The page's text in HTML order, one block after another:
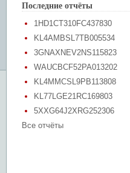
Последние отчёты
1HD1CT310FC437830
KL4AMBSL7TB005534
3GNAXNEV2NS115823
WAUCBCF52PA013202
KL4MMCSL9PB113808
KL77LGE21RC169803
5XXG64J2XRG252306
Все отчёты